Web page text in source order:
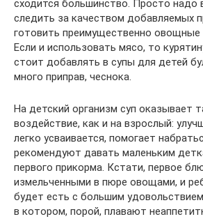
сходится большинство. Просто надо
следить за качеством добавляемых
готовить преимущественно
Если и использовать мясо, то
стоит добавлять в супы для детей
много приправ, чеснока.
На детский организм суп оказывает
воздействие, как и на взрослый:
легко усваивается, помогает
рекомендуют давать маленьким
первого прикорма. Кстати, первое
измельченными в пюре овощами, и
будет есть с большим
в котором, порой, плавают